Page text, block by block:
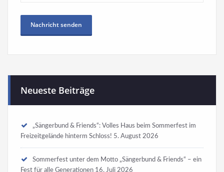
Neueste Beiträge
„Sängerbund & Friends“: Volles Haus beim Sommerfest im
Freizeitgelände hinterm Schloss! 5. August 2026
Sommerfest unter dem Motto „Sängerbund & Friends“ – ein
Fest für alle Generationen 16. Juli 2026